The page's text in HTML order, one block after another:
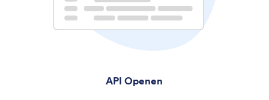
API Openen